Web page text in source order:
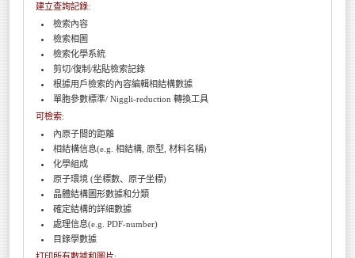
建立查詢記錄:
檢索內容
檢索相圖
檢索化學系統
剪切/復制/粘貼檢索記錄
根據用戶檢索的內容編輯相結構數據
單胞參數標準/ Niggli-reduction 轉換工具
可檢索:
內原子間的距離
相結構信息(e.g. 相結構, 原型, 材料名稱)
化學組成
原子環境 (坐標數、原子坐標)
晶體結構圖形數據和分類
確定結構的詳細數據
處理信息(e.g. PDF-number)
目錄學數據